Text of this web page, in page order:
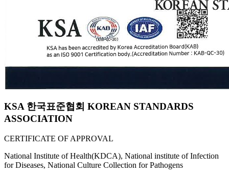
KSA 한국표준협회 KOREAN STANDARDS
ASSOCIATION
CERTIFICATE OF APPROVAL
National Institute of Health(KDCA), National institute of Infection
for Diseases, National Culture Collection for Pathogens